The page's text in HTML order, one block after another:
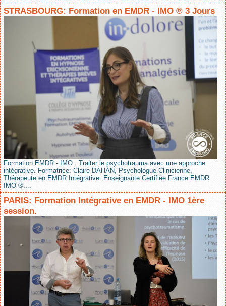
STRASBOURG: Formation en EMDR - IMO ® 3 Jours
Formation EMDR - IMO : Traiter le psychotrauma avec une approche
intégrative. Formatrice: Claire DAHAN, Psychologue Clinicienne,
Thérapeute en EMDR Intégrative. Enseignante Certifiée France EMDR
IMO ®....
PARIS: Formation Intégrative en EMDR - IMO 1ère
session.